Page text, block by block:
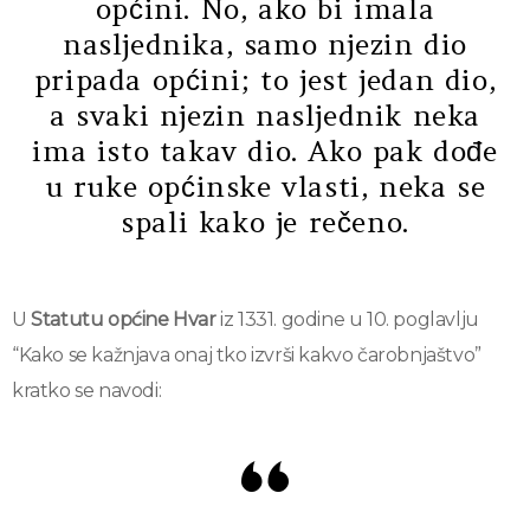
općini. No, ako bi imala
nasljednika, samo njezin dio
pripada općini; to jest jedan dio,
a svaki njezin nasljednik neka
ima isto takav dio. Ako pak dođe
u ruke općinske vlasti, neka se
spali kako je rečeno.
UStatutu općine Hvariz 1331. godine u 10. poglavlju
“Kako se kažnjava onaj tko izvrši kakvo čarobnjaštvo”
kratko se navodi: